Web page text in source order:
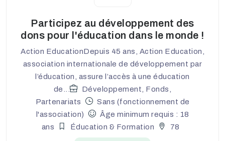
Participez au développement des
dons pour l'éducation dans le monde !
Action EducationDepuis 45 ans, Action Education,
association internationale de développement par
l’éducation, assure l’accès à une éducation
de...
Développement, Fonds,
Partenariats
Sans (fonctionnement de
l'association)
Âge minimum requis : 18
ans
Éducation & Formation 78